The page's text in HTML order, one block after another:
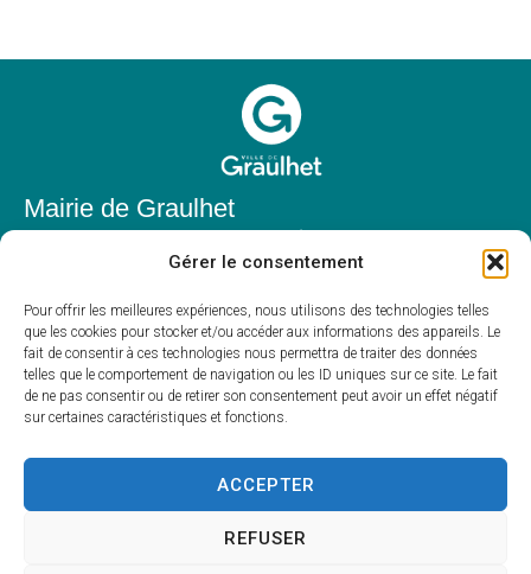
Gérer le consentement
Pour offrir les meilleures expériences, nous utilisons des technologies telles
que les cookies pour stocker et/ou accéder aux informations des appareils. Le
fait de consentir à ces technologies nous permettra de traiter des données
telles que le comportement de navigation ou les ID uniques sur ce site. Le fait
de ne pas consentir ou de retirer son consentement peut avoir un effet négatif
sur certaines caractéristiques et fonctions.
ACCEPTER
REFUSER
Mairie de Graulhet
81300 Graulhet
05 63 42 85 50
mairie@mairie-graulhet.fr
Horaires d'ouverture
Du lundi au vendredi :